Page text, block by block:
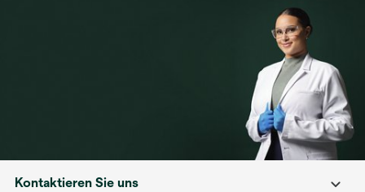
Kontaktieren Sie uns